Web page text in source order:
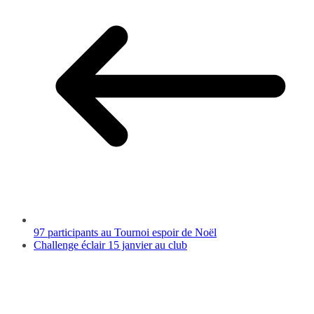
97 participants au Tournoi espoir de Noël
Challenge éclair 15 janvier au club